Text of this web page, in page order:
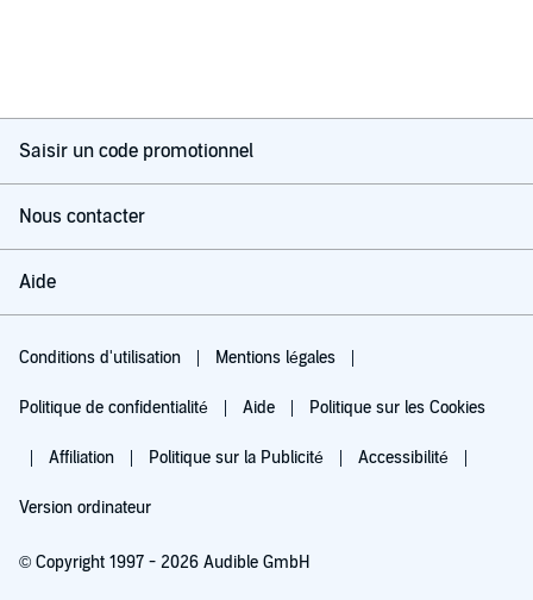
Saisir un code promotionnel
Nous contacter
Aide
Conditions d'utilisation Mentions légales
Politique de confidentialité Aide Politique sur les Cookies
Affiliation Politique sur la Publicité Accessibilité
Version ordinateur
© Copyright 1997 - 2026 Audible GmbH